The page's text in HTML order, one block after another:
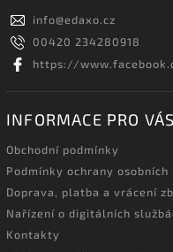
info@edaxo.cz
00420 234280918
https://
INFORMACE PRO VÁS
Obchodní podmínky
Podmínky ochrany osobních
Doprava, platba a vrácení
Nařízení o digitálních
Kontakty